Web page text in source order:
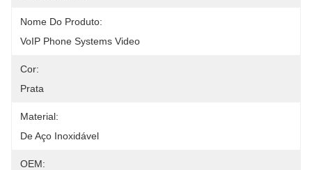
Nome Do Produto:
VoIP Phone Systems Video
Cor:
Prata
Material:
De Aço Inoxidável
OEM: